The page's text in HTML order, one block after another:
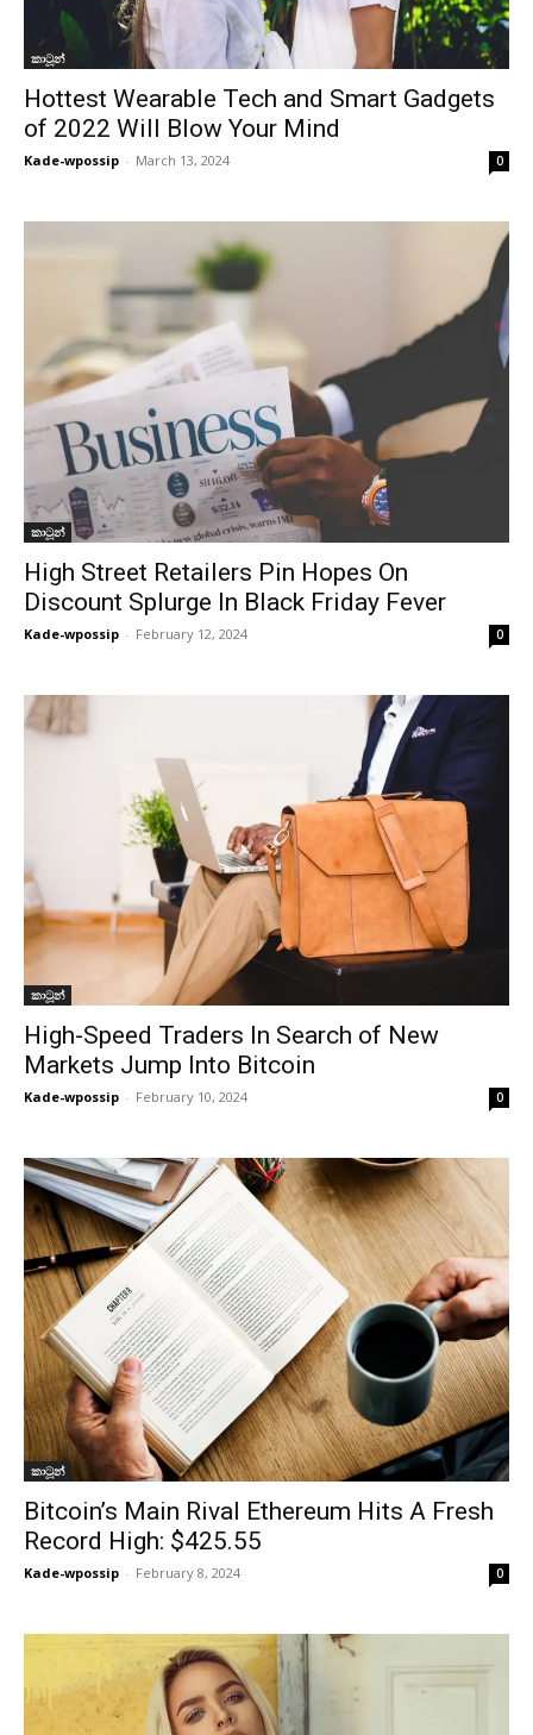
කාටූන්
Hottest Wearable Tech and Smart Gadgets
of 2022 Will Blow Your Mind
Kade-wpossip - March 13, 2024 0
කාටූන්
High Street Retailers Pin Hopes On
Discount Splurge In Black Friday Fever
Kade-wpossip - February 12, 2024 0
කාටූන්
High-Speed Traders In Search of New
Markets Jump Into Bitcoin
Kade-wpossip - February 10, 2024 0
කාටූන්
Bitcoin’s Main Rival Ethereum Hits A Fresh
Record High: $425.55
Kade-wpossip - February 8, 2024 0